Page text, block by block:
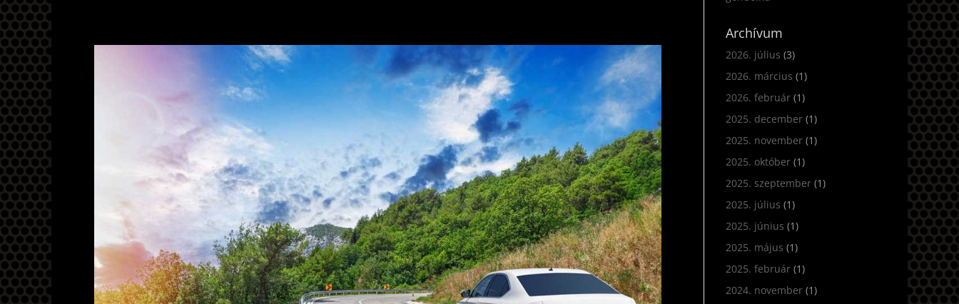
Archívum
2026. július (3)
2026. március (1)
2026. február(1)
2025. december(1)
2025. november(1)
2025. október(1)
2025. szeptember(1)
2025. július (1)
2025. június (1)
2025. május (1)
2025. február(1)
2024. november(1)